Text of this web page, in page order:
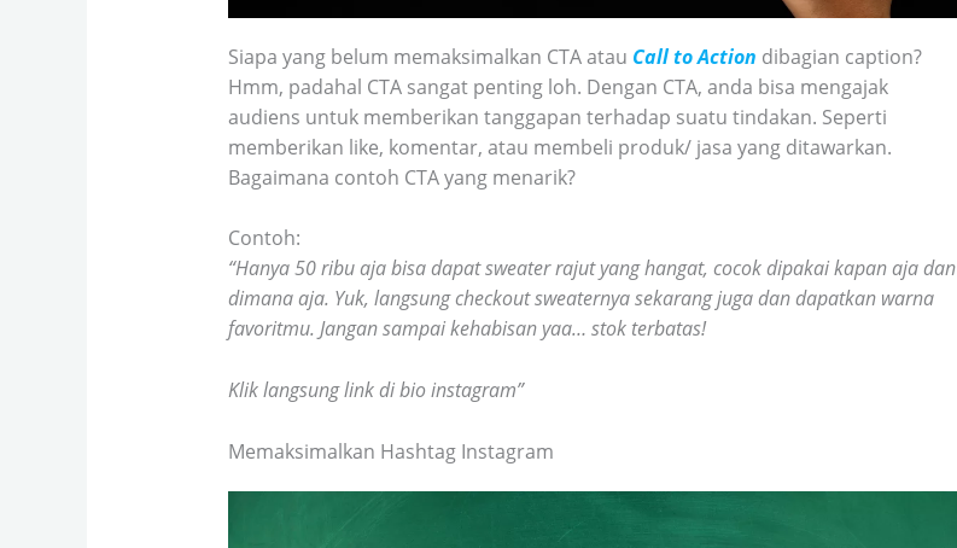
Siapa yang belum memaksimalkan CTA atau Call to Action dibagian caption?
Hmm, padahal CTA sangat penting loh. Dengan CTA, anda bisa mengajak
audiens untuk memberikan tanggapan terhadap suatu tindakan. Seperti
memberikan like, komentar, atau membeli produk/ jasa yang ditawarkan.
Bagaimana contoh CTA yang menarik?
Contoh:
“Hanya 50 ribu aja bisa dapat sweater rajut yang hangat, cocok dipakai kapan aja dan
dimana aja. Yuk, langsung checkout sweaternya sekarang juga dan dapatkan warna
favoritmu. Jangan sampai kehabisan yaa… stok terbatas!
Klik langsung link di bio instagram”
Memaksimalkan Hashtag Instagram